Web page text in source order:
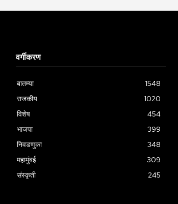
वर्गीकरण
बातम्या
1548
राजकीय
1020
विशेष
454
भाजपा
399
निवडणुका
348
महामुंबई
309
संस्कृती
245